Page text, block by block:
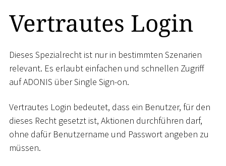
Vertrautes Login
Dieses Spezialrecht ist nur in bestimmten Szenarien
relevant. Es erlaubt einfachen und schnellen Zugriff
auf ADONIS über Single Sign-on.
Vertrautes Login bedeutet, dass ein Benutzer, für den
dieses Recht gesetzt ist, Aktionen durchführen darf,
ohne dafür Benutzername und Passwort angeben zu
müssen.